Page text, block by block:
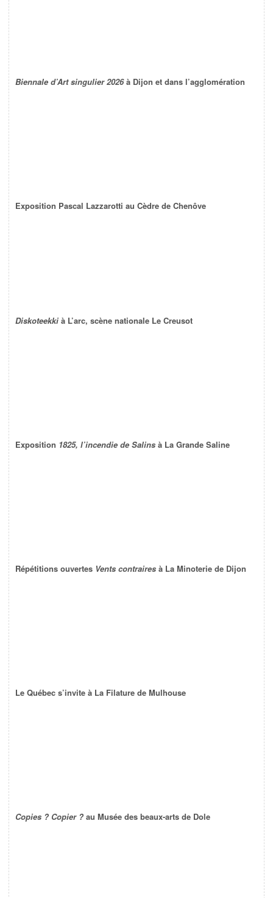
Biennale d’Art singulier 2026à Dijon et dans l’agglomération
Exposition Pascal Lazzarotti au Cèdre de Chenôve
Diskoteekki à L’arc, scène nationale Le Creusot
Exposition 1825, l’incendie de Salins à La Grande Saline
Répétitions ouvertes Vents contraires à La Minoterie de Dijon
Le Québec s’invite à La Filature de Mulhouse
Copies ? Copier ? au Musée des beaux-arts de Dole